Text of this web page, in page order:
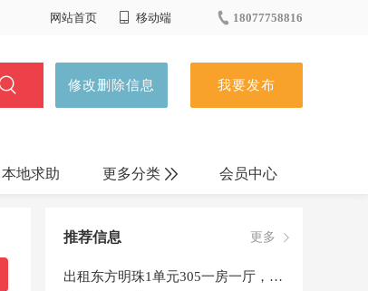
网站首页 移动端 18077758816
修改删除信息 我要发布
本地求助 更多分类
生活服务
宠物服务
会员中心
更多
推荐信息
出租东方明珠1单元305一房一厅，交通便利，有空调，有家具，直接领包入住联系人：黄姨